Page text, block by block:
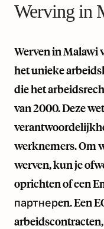
Werving in
Werven in Malawi
het unieke
die het
van 2000. Deze
werknemers. Om
werven, kun je
oprichten of een
партнерen. Een